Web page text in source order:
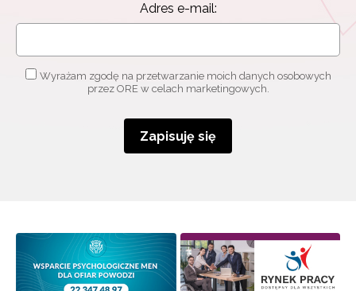
Adres e-mail:
Wyrażam zgodę na przetwarzanie moich danych osobowych
przez ORE w celach marketingowych.
Zapisuję się
osobowych przez ORE w celach marketingowych.
Zapisuję się